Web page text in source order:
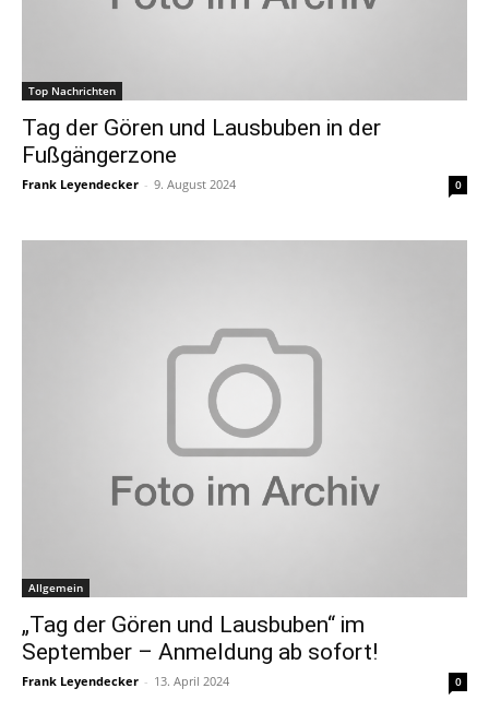
Top Nachrichten
Tag der Gören und Lausbuben in der
Fußgängerzone
Frank Leyendecker - 9. August 2024 0
Allgemein
„Tag der Gören und Lausbuben“ im
September – Anmeldung ab sofort!
Frank Leyendecker - 13. April 2024 0